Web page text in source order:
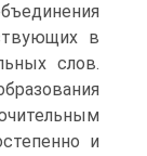
в
слов.
и